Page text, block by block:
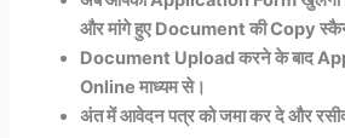
और मांगे हुए Document की Copy
Document Upload करने के बाद
Online माध्यम से।
अंत में आवेदन पत्र को जमा कर दे और